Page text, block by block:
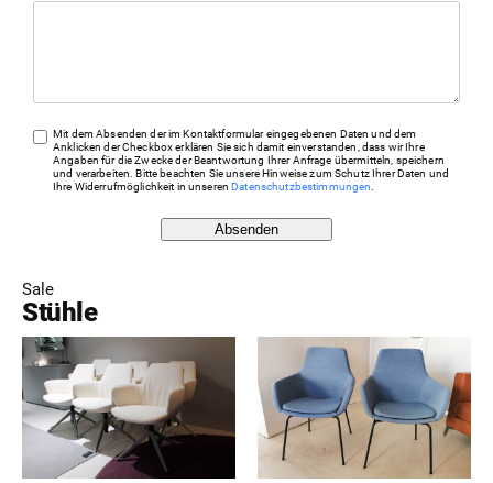
Mit dem Absenden der im Kontaktformular eingegebenen Daten und dem
Anklicken der Checkbox erklären Sie sich damit einverstanden, dass wir Ihre
Angaben für die Zwecke der Beantwortung Ihrer Anfrage übermitteln, speichern
und verarbeiten. Bitte beachten Sie unsere Hinweise zum Schutz Ihrer Daten und
Ihre Widerrufmöglichkeit in unserenDatenschutzbestimmungen
Absenden
Sale
Stühle